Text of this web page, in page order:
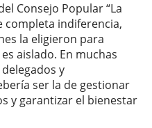
Consejo Popular “La
completa indiferencia,
la eligieron para
aislado. En muchas
y
ser la de gestionar
y garantizar el bienestar